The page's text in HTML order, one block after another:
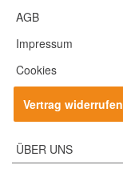
AGB
Impressum
Cookies
Vertrag widerrufen
ÜBER UNS